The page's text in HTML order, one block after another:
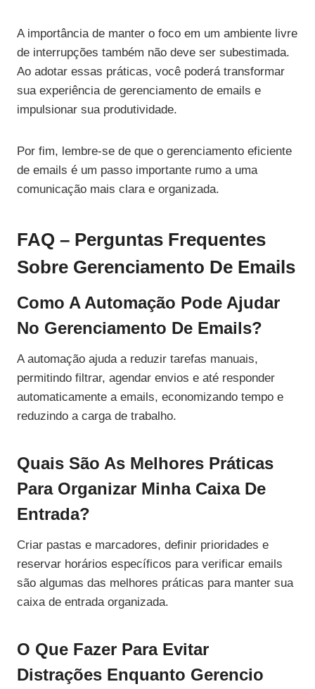
A importância de manter o foco em um ambiente livre
de interrupções também não deve ser subestimada.
Ao adotar essas práticas, você poderá transformar
sua experiência de gerenciamento de emails e
impulsionar sua produtividade.
Por fim, lembre-se de que o gerenciamento eficiente
de emails é um passo importante rumo a uma
comunicação mais clara e organizada.
FAQ – Perguntas Frequentes
Sobre Gerenciamento De Emails
Como A Automação Pode Ajudar
No Gerenciamento De Emails?
A automação ajuda a reduzir tarefas manuais,
permitindo filtrar, agendar envios e até responder
automaticamente a emails, economizando tempo e
reduzindo a carga de trabalho.
Quais São As Melhores Práticas
Para Organizar Minha Caixa De
Entrada?
Criar pastas e marcadores, definir prioridades e
reservar horários específicos para verificar emails
são algumas das melhores práticas para manter sua
caixa de entrada organizada.
O Que Fazer Para Evitar
Distrações Enquanto Gerencio